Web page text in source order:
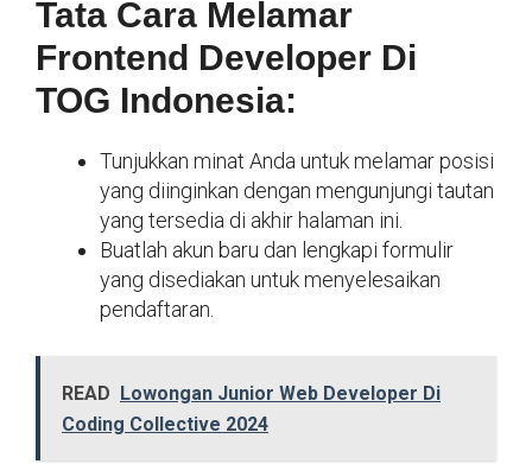
Tata Cara Melamar
Frontend Developer Di
TOG Indonesia:
Tunjukkan minat Anda untuk melamar posisi
yang diinginkan dengan mengunjungi tautan
yang tersedia di akhir halaman ini.
Buatlah akun baru dan lengkapi formulir
yang disediakan untuk menyelesaikan
pendaftaran.
READ
Lowongan Junior Web Developer Di
Coding Collective 2024